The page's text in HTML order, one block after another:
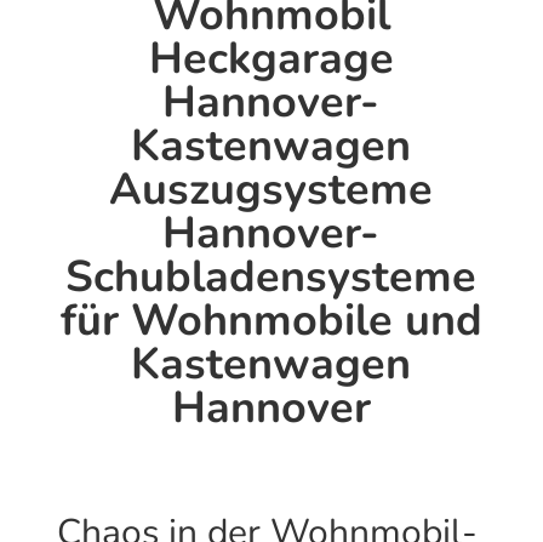
Wohnmobil
Heckgarage
Hannover-
Kastenwagen
Auszugsysteme
Hannover-
Schubladensysteme
für Wohnmobile und
Kastenwagen
Hannover